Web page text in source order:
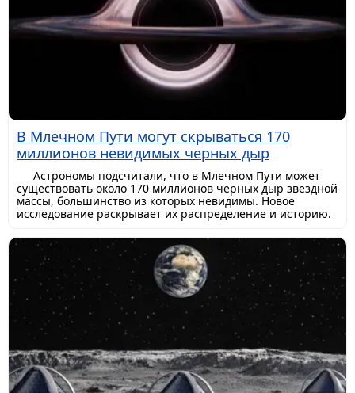
В Млечном Пути могут скрываться 170
миллионов невидимых черных дыр
Астрономы подсчитали, что в Млечном Пути может
существовать около 170 миллионов черных дыр звездной
массы, большинство из которых невидимы. Новое
исследование раскрывает их распределение и историю.